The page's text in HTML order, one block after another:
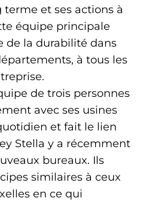
et ses actions à
équipe principale
de la durabilité dans
à tous les
de trois personnes
avec ses usines
et fait le lien
Stella y a récemment
bureaux. Ils
similaires à ceux
en ce qui